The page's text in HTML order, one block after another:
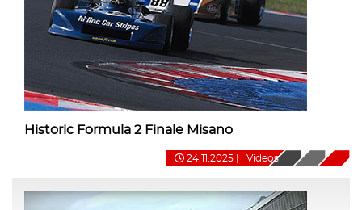
Historic Formula 2 Finale Misano
24.11.2025 Videos